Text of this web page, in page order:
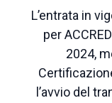
L’entrata in
per
2024,
l’avvio del